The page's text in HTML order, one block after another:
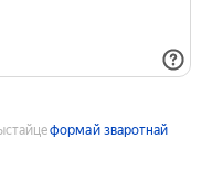
формай зваротнай